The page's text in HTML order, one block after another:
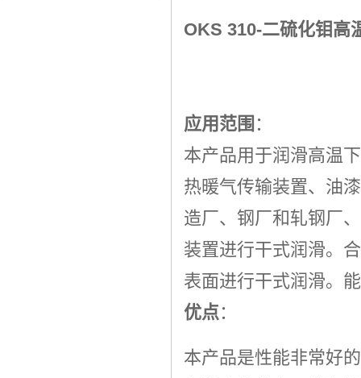
OKS 310-二硫化钼高
应用范围 ：
本产品用于润滑高温
热暖气传输装置、油
造厂、钢厂和轧钢厂
装置进行干式润滑。
表面进行干式润滑。
优点 ：
本产品是性能非常好